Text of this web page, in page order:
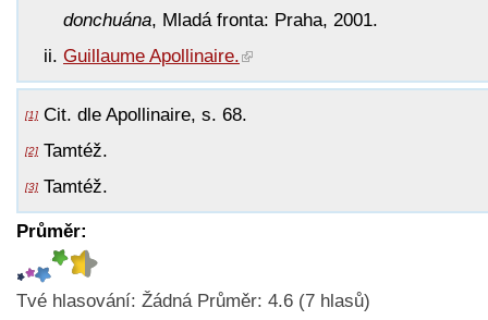
donchuána, Mladá fronta: Praha, 2001.
Guillaume Apollinaire.
[1] Cit. dle Apollinaire, s. 68.
[2] Tamtéž.
[3] Tamtéž.
Průměr:
Tvé hlasování: Žádná Průměr: 4.6 (7 hlasů)